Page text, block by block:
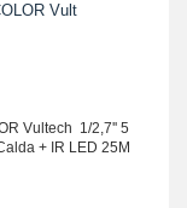
Vult
Vultech 1/2,7'' 5
+ IR LED 25M